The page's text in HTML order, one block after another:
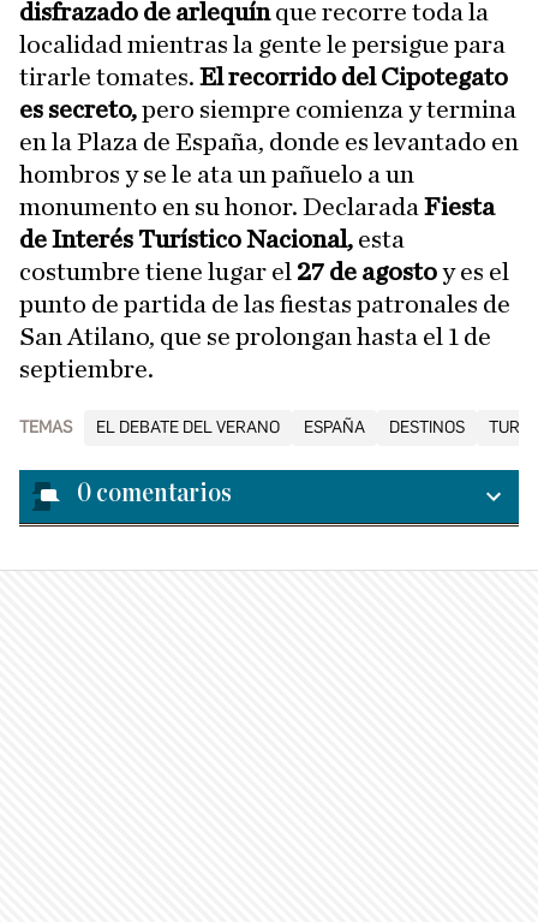
disfrazado de arlequínque recorre toda la
localidad mientras la gente le persigue para
tirarle tomates. El recorrido del Cipotegato
es secreto,pero siempre comienza y termina
en la Plaza de España, donde es levantado en
hombros y se le ata un pañuelo a un
monumento en su honor. Declarada Fiesta
de Interés Turístico Nacional, esta
costumbre tiene lugar el 27 de agostoy es el
punto de partida de las fiestas patronales de
San Atilano, que se prolongan hasta el 1 de
septiembre.
TEMAS EL DEBATE DEL VERANO ESPAÑA DESTINOS
0 comentarios